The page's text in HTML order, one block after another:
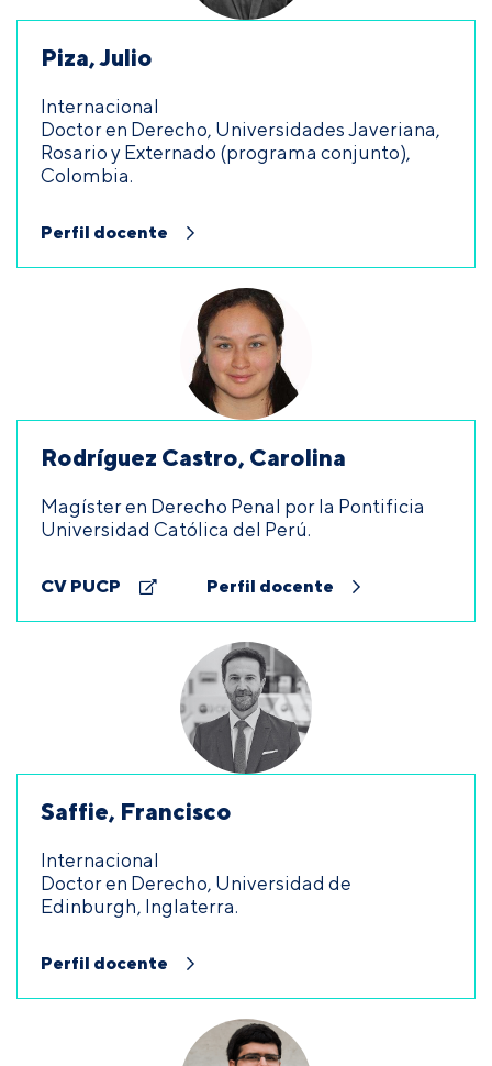
Piza, Julio
Internacional
Doctor en Derecho, Universidades Javeriana,
Rosario y Externado (programa conjunto),
Colombia.
Perfil docente
Rodríguez Castro, Carolina
Magíster en Derecho Penal por la Pontificia
Universidad Católica del Perú.
CV PUCP Perfil docente
Saffie, Francisco
Internacional
Doctor en Derecho, Universidad de
Edinburgh, Inglaterra.
Perfil docente